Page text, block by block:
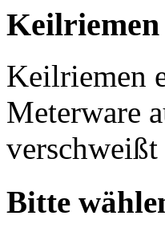
Keilriemen
Meterware
verschweißt
Bitte